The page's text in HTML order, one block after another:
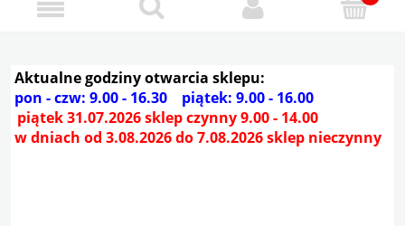
Aktualne godziny otwarcia sklepu:
pon - czw: 9.00 - 16.30 piątek: 9.00 - 16.00
piątek 31.07.2026 sklep czynny 9.00 - 14.00
w dniach od 3.08.2026 do 7.08.2026 sklep nieczynny